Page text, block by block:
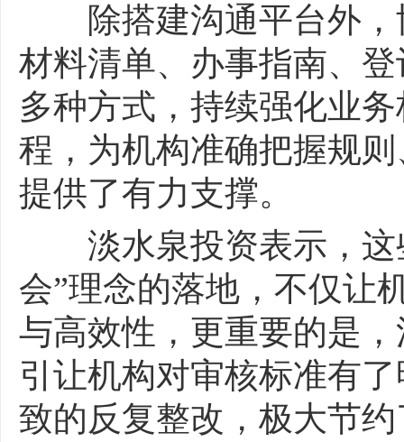
除搭建沟通平台外，
材料清单、办事指南、
多种方式，持续强化业
程，为机构准确把握规
提供了有力支撑。
淡水泉投资表示，这
会”理念的落地，不仅让
与高效性，更重要的是
引让机构对审核标准有
致的反复整改，极大节